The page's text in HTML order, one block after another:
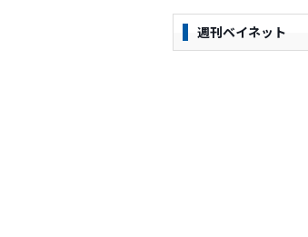
週刊ベイネット